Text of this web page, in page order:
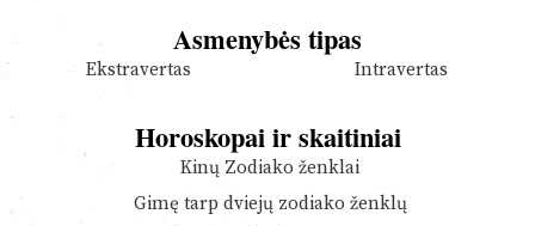
Asmenybės tipas
Ekstravertas Intravertas
Horoskopai ir skaitiniai
Kinų Zodiako ženklai
Gimę tarp dviejų zodiako ženklų